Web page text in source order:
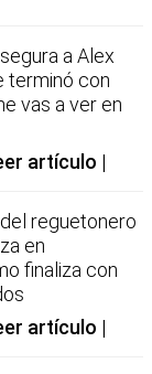
a Alex
terminó con
vas a ver en
artículo
reguetonero
en
finaliza con
artículo